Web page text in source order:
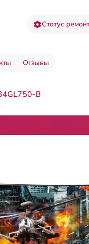
Статус
Отзывы
B